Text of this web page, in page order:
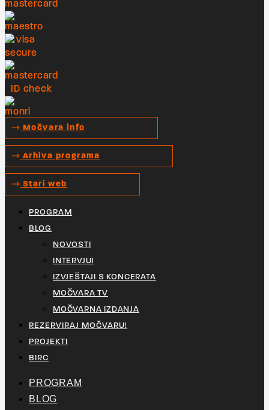
Močvara info
Arhiva programa
Stari web
PROGRAM
BLOG
NOVOSTI
INTERVJUI
IZVJEŠTAJI S KONCERATA
MOČVARA TV
MOČVARNA IZDANJA
REZERVIRAJ MOČVARU!
PROJEKTI
BIRC
PROGRAM
BLOG